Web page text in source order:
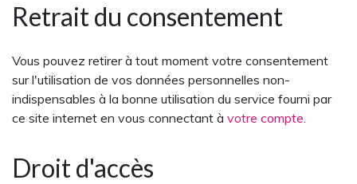
Retrait du consentement
Vous pouvez retirer à tout moment votre consentement
sur l'utilisation de vos données personnelles non-
indispensables à la bonne utilisation du service fourni par
ce site internet en vous connectant à votre compte.
Droit d'accès